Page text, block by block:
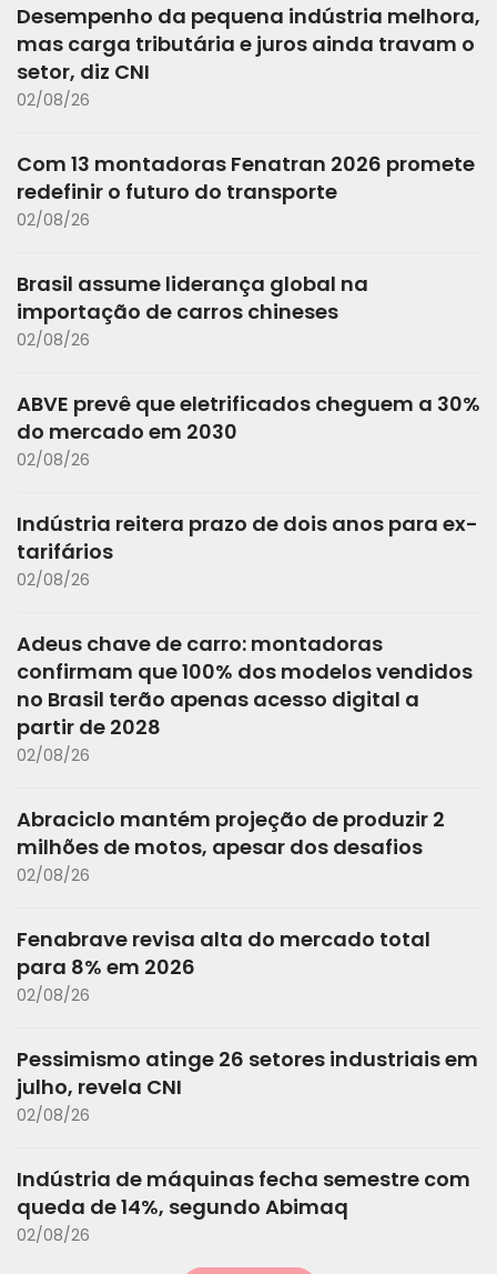
Desempenho da pequena indústria melhora,
mas carga tributária e juros ainda travam o
setor, diz CNI
02/08/26
Com 13 montadoras Fenatran 2026 promete
redefinir o futuro do transporte
02/08/26
Brasil assume liderança global na
importação de carros chineses
02/08/26
ABVE prevê que eletrificados cheguem a 30%
do mercado em 2030
02/08/26
Indústria reitera prazo de dois anos para ex-
tarifários
02/08/26
Adeus chave de carro: montadoras
confirmam que 100% dos modelos vendidos
no Brasil terão apenas acesso digital a
partir de 2028
02/08/26
Abraciclo mantém projeção de produzir 2
milhões de motos, apesar dos desafios
02/08/26
Fenabrave revisa alta do mercado total
para 8% em 2026
02/08/26
Pessimismo atinge 26 setores industriais em
julho, revela CNI
02/08/26
Indústria de máquinas fecha semestre com
queda de 14%, segundo Abimaq
02/08/26